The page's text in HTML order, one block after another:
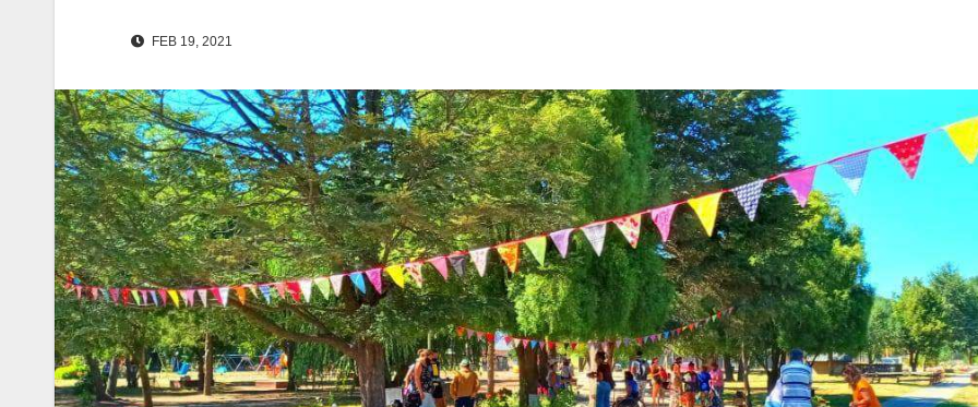
FEB 19, 2021